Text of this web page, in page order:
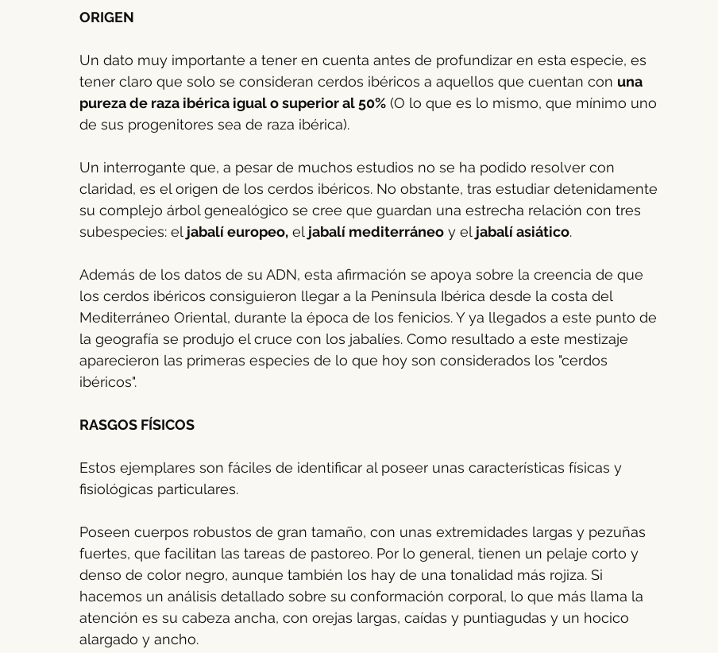
ORIGEN
Un dato muy importante a tener en cuenta antes de profundizar en esta especie, es
tener claro que solo se consideran cerdos ibéricos a aquellos que cuentan con una
pureza de raza ibérica igual o superior al 50% (O lo que es lo mismo, que mínimo uno
de sus progenitores sea de raza ibérica).
Un interrogante que, a pesar de muchos estudios no se ha podido resolver con
claridad, es el origen de los cerdos ibéricos. No obstante, tras estudiar detenidamente
su complejo árbol genealógico se cree que guardan una estrecha relación con tres
subespecies: el jabalí europeo, el jabalí mediterráneo y el jabalí asiático.
Además de los datos de su ADN, esta afirmación se apoya sobre la creencia de que
los cerdos ibéricos consiguieron llegar a la Península Ibérica desde la costa del
Mediterráneo Oriental, durante la época de los fenicios. Y ya llegados a este punto de
la geografía se produjo el cruce con los jabalíes. Como resultado a este mestizaje
aparecieron las primeras especies ​​de lo que hoy son considerados los "cerdos
ibéricos".
RASGOS FÍSICOS
Estos ejemplares son fáciles de identificar al poseer unas características físicas y
fisiológicas particulares.
Poseen cuerpos robustos de gran tamaño, con unas extremidades largas y pezuñas
fuertes, que facilitan las tareas de pastoreo. Por lo general, tienen un pelaje corto y
denso de color negro, aunque también los hay de una tonalidad más rojiza. Si
hacemos un análisis detallado sobre su conformación corporal, lo que más llama la
atención es su cabeza ancha, con orejas largas, caídas y puntiagudas y un hocico
alargado y ancho.